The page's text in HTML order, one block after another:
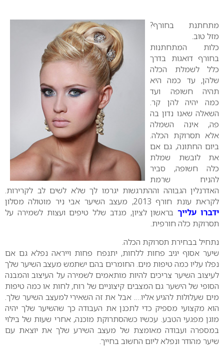
מתחתנת בחורף?
מזל טוב.
כלות המתחתנות
בחורף דואגות בדרך
כלל לשמלת הכלה
שלהן, עד כמה היא
תהיה חשופה ועד
כמה יהיה להן קר.
השאלה שאנו נדון בה
פה, אינה השמלה
אלא תסרוקת הכלה.
ביום החתונה, גם אם
את לובשת שמלת
כלה חשופה, סביר
להניח שרמת
האדרנלין הגבוהה וההתרגשות יגרמו לך שלא לשים לב לקרירות.
לקראת עונת חורף 2013, מעצב השיער אבי ניר מוטולה מסלון
ידברו עלייךבראשון לציון, מנדב שלל טיפים ועצות לשמירה על
תסרוקת כלה חורפית.
נתחיל בבחירת תסרוקת הכלה.
שיער אסוף יגיב פחות ללחות, יתנפח פחות וייראה נפלא גם אם
נפלו עליו כמה טיפות מים. החומרים בהם ישתמש מעצב השיער שלך
לעיצוב השיער צריכים להיות מותאמים לשמירה על העיצוב והמבנה
הסופי של הישער גם המצבים קיצוניים של רוח, לחות או כמה טיפות
מים שעלולות להגיע אליו…. אבל את זה השאירי למעצב השיער שלך.
הוא מקצועי מספיק כדי לתכנן את העבודה כך שהשיער שלך יהיה
מוגן מפגעי הטבע. עכשיו כשהסתרוקת מוכנה, אחרי שעות של בילוי
במספרה ועבודה מאומצת של מעצב השירע שלך את יוצאת עם
שיער מהודר ונפלא ליום החשוב בחייך.